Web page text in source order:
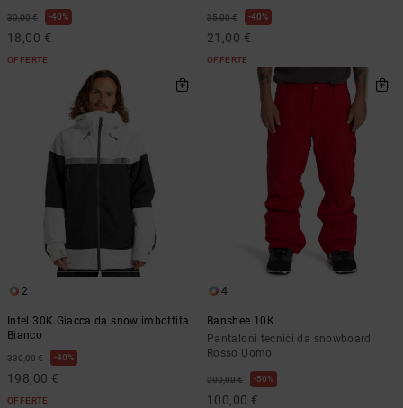
30,00 € 40%
18,00 €
OFFERTE
35,00 € 40%
21,00 €
OFFERTE
2
Intel 30K Giacca da snow imbottita
Bianco
330,00 € 40%
198,00 €
OFFERTE
4
Banshee 10K
Pantaloni tecnici da snowboard
Rosso Uomo
200,00 € 50%
100,00 €